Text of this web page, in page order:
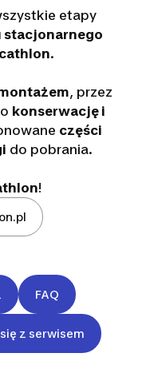
etapy
stacjonarnego
.
, przez
konserwację i
części
do pobrania.
!
FAQ
z serwisem